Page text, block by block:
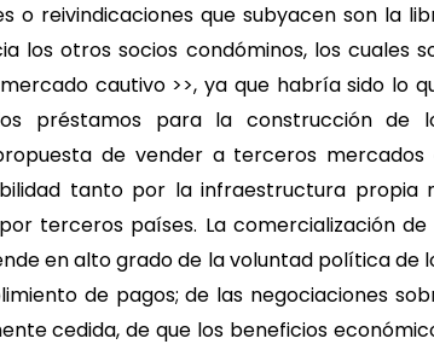
o reivindicaciones que subyacen son la
los otros socios condóminos, los cuales
cautivo >>, ya que habría sido lo
préstamos para la construcción de
de vender a terceros mercados
tanto por la infraestructura propia
terceros países. La comercialización de
en alto grado de la voluntad política de
de pagos; de las negociaciones
cedida, de que los beneficios